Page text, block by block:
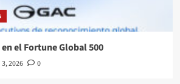
en el Fortune Global 500
2026 0